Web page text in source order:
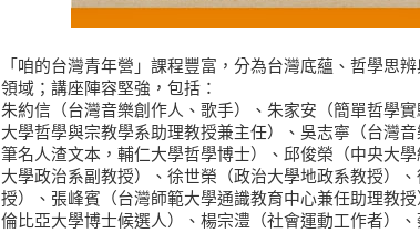
「咱的台灣青年營」課程豐富，分為台灣底蘊、哲學思
領域；講座陣容堅強，包括：
朱約信（台灣音樂創作人、歌手）、朱家安（簡單哲學
大學哲學與宗教學系助理教授兼主任）、吳志寧（台灣
筆名人渣文本，輔仁大學哲學博士）、邱俊榮（中央大
大學政治系副教授）、徐世榮（政治大學地政系教授）
授）、張峰賓（台灣師範大學通識教育中心兼任助理教
倫比亞大學博士候選人）、楊宗澧（社會運動工作者）